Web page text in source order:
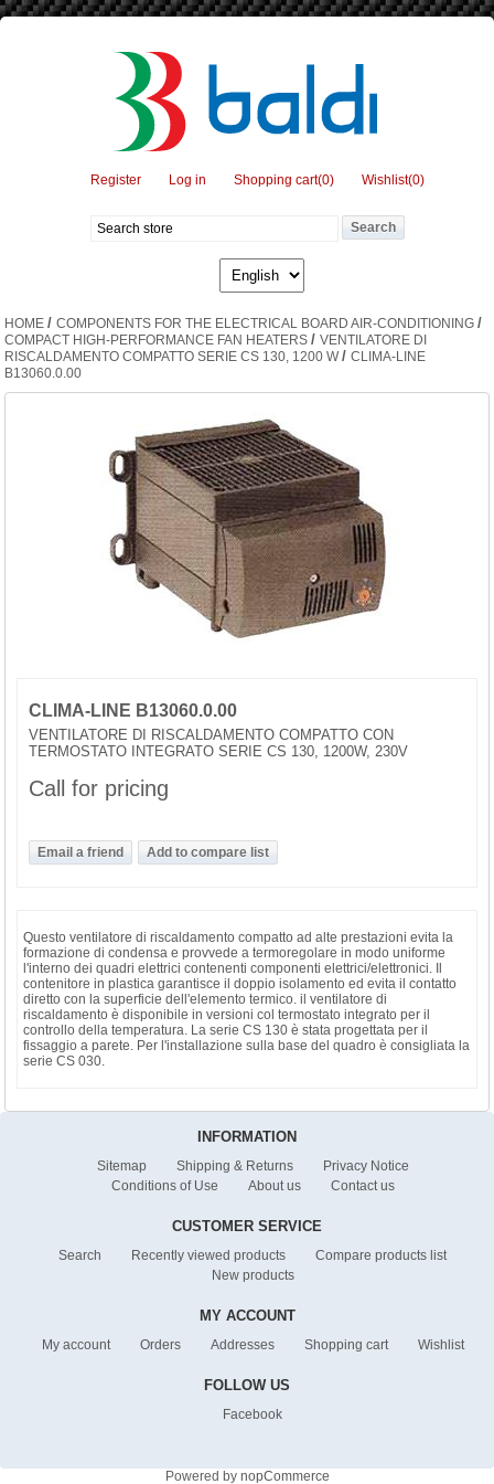
Register Log in Shopping cart(0) Wishlist(0)
HOME / COMPONENTS FOR THE ELECTRICAL BOARD AIR-CONDITIONING /
COMPACT HIGH-PERFORMANCE FAN HEATERS / VENTILATORE DI
RISCALDAMENTO COMPATTO SERIE CS 130, 1200 W / CLIMA-LINE
B13060.0.00
CLIMA-LINE B13060.0.00
VENTILATORE DI RISCALDAMENTO COMPATTO CON
TERMOSTATO INTEGRATO SERIE CS 130, 1200W, 230V
Call for pricing
Questo ventilatore di riscaldamento compatto ad alte prestazioni evita la
formazione di condensa e provvede a termoregolare in modo uniforme
l'interno dei quadri elettrici contenenti componenti elettrici/elettronici. Il
contenitore in plastica garantisce il doppio isolamento ed evita il contatto
diretto con la superficie dell'elemento termico. il ventilatore di
riscaldamento è disponibile in versioni col termostato integrato per il
controllo della temperatura. La serie CS 130 è stata progettata per il
fissaggio a parete. Per l'installazione sulla base del quadro è consigliata la
serie CS 030.
INFORMATION
Sitemap Shipping & Returns
Privacy Notice
Conditions of Use
About us Contact us
CUSTOMER SERVICE
Search Recently viewed products
Compare products list
New products
MY ACCOUNT
My account Orders Addresses Shopping cart Wishlist
FOLLOW US
Facebook
Powered by nopCommerce